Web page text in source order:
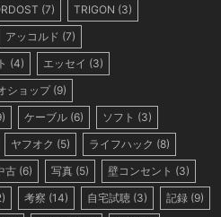
(7) TRIGON (3)
アッコルド (7)
(4) エッセイ (3)
ショップ(9)
ケーブル (6) ソフト (3)
ヤフオク (5) ライフハック (8)
古 (6) 写真 (5) 壁コンセント (3)
考察 (14) 自宅試聴 (3) 記録 (9)